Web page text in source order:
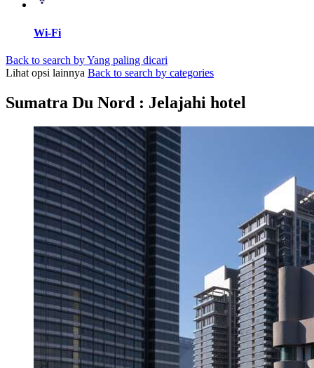
Wi-Fi
Back to search by Yang paling dicari
Lihat opsi lainnya Back to search by categories
Sumatra Du Nord : Jelajahi hotel